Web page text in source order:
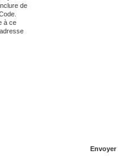
de
à ce